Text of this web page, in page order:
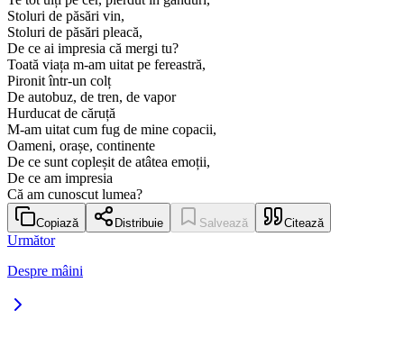
Stoluri de păsări vin,
Stoluri de păsări pleacă,
De ce ai impresia că mergi tu?
Toată viața m-am uitat pe fereastră,
Pironit într-un colț
De autobuz, de tren, de vapor
Hurducat de căruță
M-am uitat cum fug de mine copacii,
Oameni, orașe, continente
De ce sunt copleșit de atâtea emoții,
De ce am impresia
Că am cunoscut lumea?
Copiază Distribuie Salvează Citează
Următor
Despre mâini